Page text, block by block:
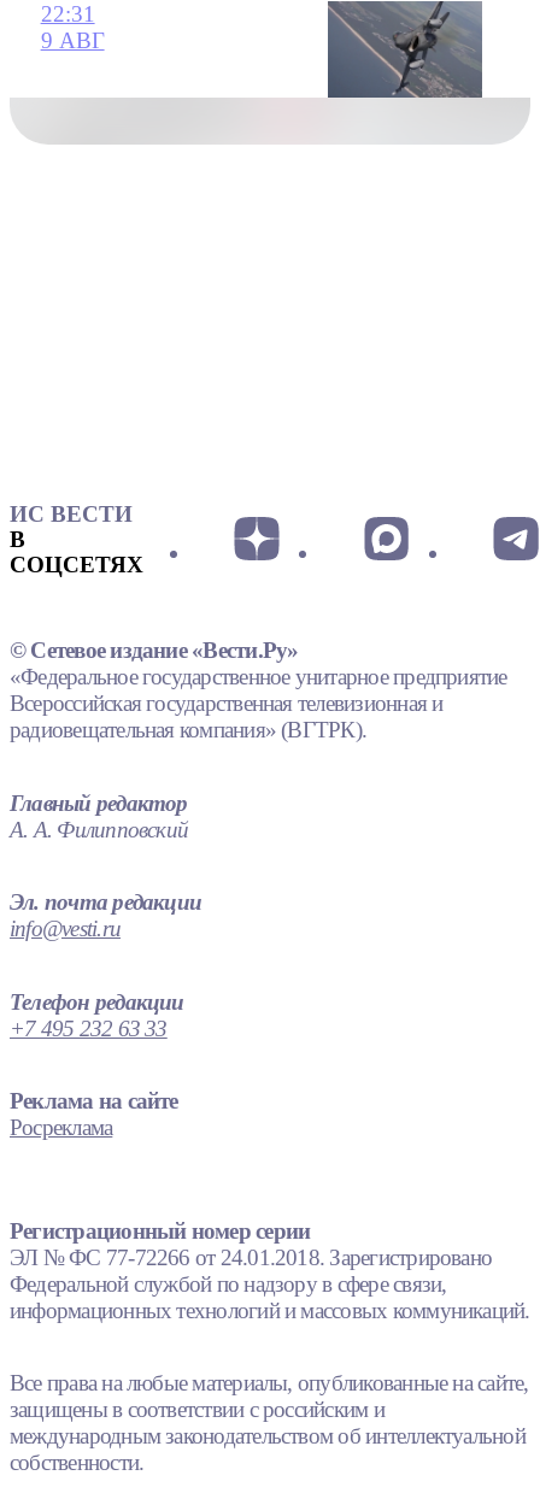
22:31
9 АВГ
ИС ВЕСТИ
В
СОЦСЕТЯХ
© Сетевое издание «Вести.Ру»
«Федеральное государственное унитарное предприятие
Всероссийская государственная телевизионная и
радиовещательная компания» (ВГТРК).
Главный редактор
А. А. Филипповский
Эл. почта редакции
info@vesti.ru
Телефон редакции
+7 495 232 63 33
Реклама на сайте
Росреклама
Регистрационный номер серии
ЭЛ № ФС 77-72266 от 24.01.2018. Зарегистрировано
Федеральной службой по надзору в сфере связи,
информационных технологий и массовых коммуникаций.
Все права на любые материалы, опубликованные на сайте,
защищены в соответствии с российским и
международным законодательством об интеллектуальной
собственности.